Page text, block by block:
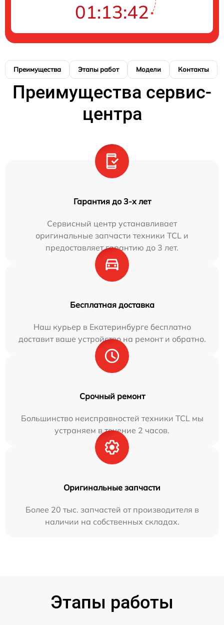
01:13:41
Преимущества Этапы работ Модели Контакты
Преимущества сервис-
центра
Гарантия до 3-х лет
Сервисный центр устанавливает
оригинальные запчасти техники TCL и
предоставляет гарантию до 3 лет.
Бесплатная доставка
Наш курьер в Екатеринбурге бесплатно
доставит ваше устройство на ремонт и обратно.
Срочный ремонт
Большинство неисправностей техники TCL мы
устраняем в течение 2 часов.
Оригинальные запчасти
Более 20 тыс. запчастей от производителя в
наличии на собственных складах.
Этапы работы